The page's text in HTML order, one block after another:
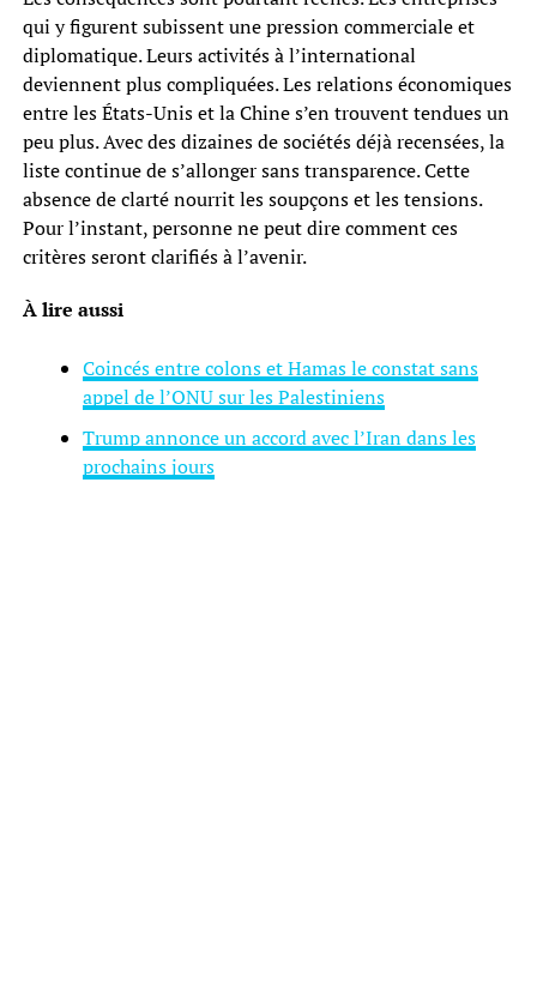
qui y figurent subissent une pression commerciale et
diplomatique. Leurs activités à l’international
deviennent plus compliquées. Les relations économiques
entre les États-Unis et la Chine s’en trouvent tendues un
peu plus. Avec des dizaines de sociétés déjà recensées, la
liste continue de s’allonger sans transparence. Cette
absence de clarté nourrit les soupçons et les tensions.
Pour l’instant, personne ne peut dire comment ces
critères seront clarifiés à l’avenir.
À lire aussi
Coincés entre colons et Hamas le constat sans
appel de l’ONU sur les Palestiniens
Trump annonce un accord avec l’Iran dans les
prochains jours